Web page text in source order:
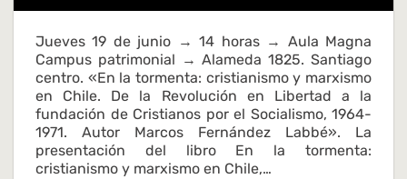
Jueves 19 de junio → 14 horas → Aula Magna
Campus patrimonial → Alameda 1825. Santiago
centro. «En la tormenta: cristianismo y marxismo
en Chile. De la Revolución en Libertad a la
fundación de Cristianos por el Socialismo, 1964-
1971. Autor Marcos Fernández Labbé». La
presentación del libro En la tormenta:
cristianismo y marxismo en Chile,…